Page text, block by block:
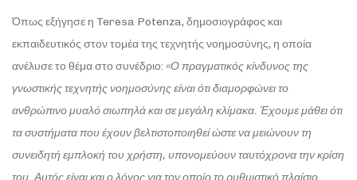
Όπως εξήγησε η Teresa Potenza, δημοσιογράφος και
εκπαιδευτικός στον τομέα της τεχνητής νοημοσύνης, η οποία
ανέλυσε το θέμα στο συνέδριο: «Ο πραγματικός κίνδυνος της
γνωστικής τεχνητής νοημοσύνης είναι ότι διαμορφώνει το
ανθρώπινο μυαλό σιωπηλά και σε μεγάλη κλίμακα. Έχουμε μάθει ότι
τα συστήματα που έχουν βελτιστοποιηθεί ώστε να μειώνουν τη
συνειδητή εμπλοκή του χρήστη, υπονομεύουν ταυτόχρονα την κρίση
του. Αυτός είναι και ο λόγος για τον οποίο το ρυθμιστικό πλαίσιο